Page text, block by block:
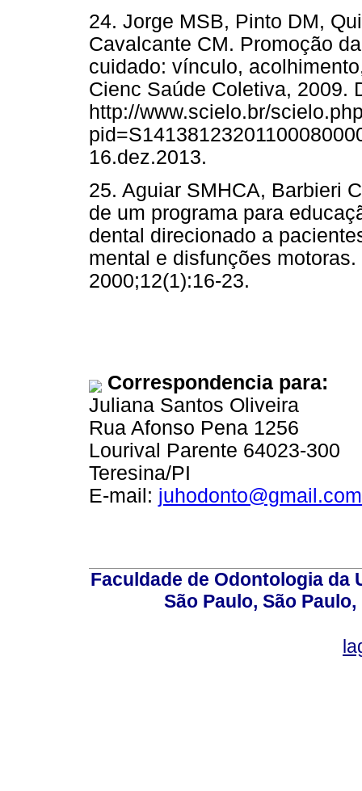
24. Jorge MSB, Pinto DM,
Cavalcante CM. Promoção
cuidado: vínculo,
Cienc Saúde Coletiva, 2009.
http://www.scielo.br/
16.dez.2013.
25. Aguiar SMHCA, Barbieri
de um programa para
dental direcionado a
mental e disfunções
2000;12(1):16-23.
Correspondencia para:
Juliana Santos Oliveira
Rua Afonso Pena 1256
Lourival Parente 64023-300
Teresina/PI
E-mail: juhodonto@gmail.com
Faculdade de Odontologia da
São Paulo, São